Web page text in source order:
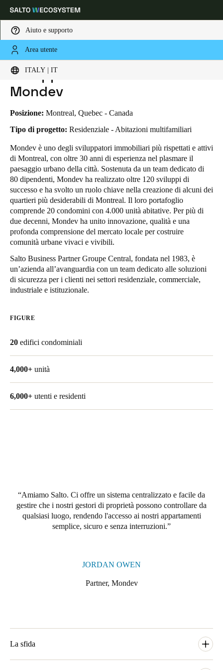
Aiuto e supporto
Area utente
ITALY | IT
Scegli la tua posizione e le impostazioni della lingua
Global
Italy| Italiano
Germany
Deutsch
Switzerland
DeutschFrançais Italiano
United Kingdom
English
Ireland
English
Français
Netherlands
Belgium
Français NederlandsEnglish
Italy
Italiano
Denmark
DanskereEnglish
HOME INDUSTRIE
SVILUPPATORE IMMOBILIARE MONDEV
Sviluppatore immobiliare
Mondev
Posizione: Montreal, Quebec - Canada
Tipo di progetto: Residenziale - Abitazioni multifamiliari
Mondev è uno degli sviluppatori immobiliari più rispettati e attivi
di Montreal, con oltre 30 anni di esperienza nel plasmare il
paesaggio urbano della città. Sostenuta da un team dedicato di
80 dipendenti, Mondev ha realizzato oltre 120 sviluppi di
successo e ha svolto un ruolo chiave nella creazione di alcuni dei
quartieri più desiderabili di Montreal. Il loro portafoglio
comprende 20 condomini con 4.000 unità abitative. Per più di
due decenni, Mondev ha unito innovazione, qualità e una
profonda comprensione del mercato locale per costruire
comunità urbane vivaci e vivibili.
Salto Business Partner Groupe Central, fondata nel 1983, è
un’azienda all’avanguardia con un team dedicato alle soluzioni
di sicurezza per i clienti nei settori residenziale, commerciale,
industriale e istituzionale.
FIGURE
20 edifici condominiali
4,000+ unità
6,000+ utenti e residenti
Amiamo Salto. Ci offre un sistema centralizzato e facile da
gestire che i nostri gestori di proprietà possono controllare da
qualsiasi luogo, rendendo l'accesso ai nostri appartamenti
semplice, sicuro e senza interruzioni.
JORDAN OWEN
Partner, Mondev
La sfida